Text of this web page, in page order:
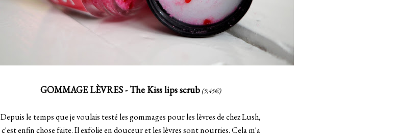
GOMMAGE LÈVRES - The Kiss lips scrub (9,45€)
Depuis le temps que je voulais testé les gommages pour les lèvres de chez Lush,
c'est enfin chose faite. Il exfolie en douceur et les lèvres sont nourries. Cela m'a